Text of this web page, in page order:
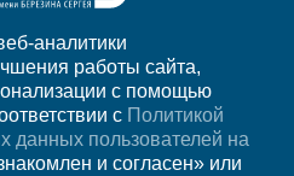
330-585
23:00, вс 8:00-22:00
Магнитогорск
аналитики
работы сайта,
с помощью
с Политикой
данных пользователей на
и согласен» или